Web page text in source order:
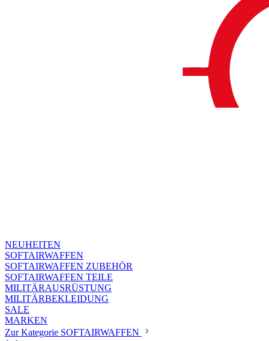
NEUHEITEN
SOFTAIRWAFFEN
SOFTAIRWAFFEN ZUBEHÖR
SOFTAIRWAFFEN TEILE
MILITÄRAUSRÜSTUNG
MILITÄRBEKLEIDUNG
SALE
MARKEN
Zur Kategorie SOFTAIRWAFFEN